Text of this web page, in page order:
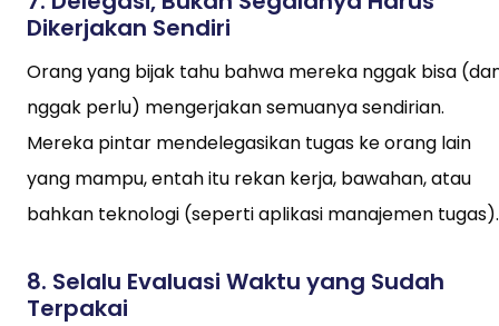
Dikerjakan Sendiri
Orang yang bijak tahu bahwa mereka nggak bisa
nggak perlu) mengerjakan semuanya sendirian.
Mereka pintar mendelegasikan tugas ke orang lain
yang mampu, entah itu rekan kerja, bawahan, atau
bahkan teknologi (seperti aplikasi manajemen tugas).
8. Selalu Evaluasi Waktu yang Sudah
Terpakai